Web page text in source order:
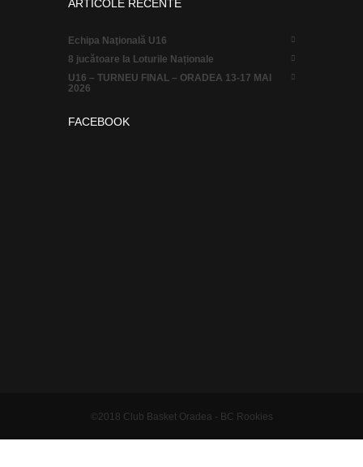
ARTICOLE RECENTE
Echipa Naţională U16
8 jucătoare la Loturile Naționale
U16 – TURNEU FINAL – ORADEA 13-17 MAI
2026
FACEBOOK
©2018 Club Basket Oradea - BC Rookies